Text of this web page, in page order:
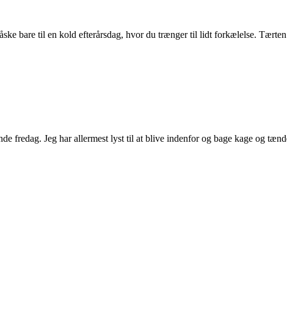
bare til en kold efterårsdag, hvor du trænger til lidt forkælelse.
fredag. Jeg har allermest lyst til at blive indenfor og bage kage og